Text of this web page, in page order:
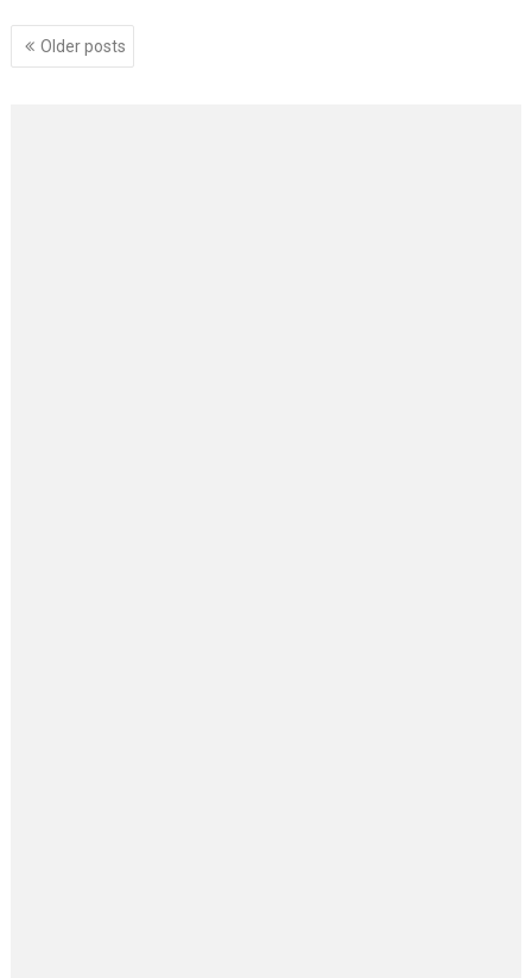
Posts
navigation
Older posts